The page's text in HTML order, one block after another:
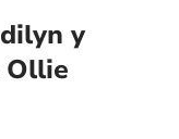
y
Ollie